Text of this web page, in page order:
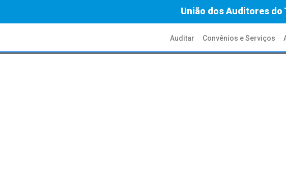
União dos Auditores do
Auditar Convênios e Serviços